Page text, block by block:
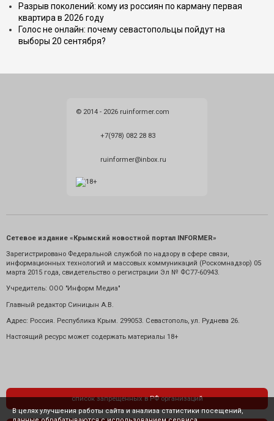
Разрыв поколений: кому из россиян по карману первая
квартира в 2026 году
Голос не онлайн: почему севастопольцы пойдут на
выборы 20 сентября?
© 2014 - 2026 ruinformer.com
+7(978) 082 28 83
ruinformer@inbox.ru
Сетевое издание «Крымский новостной портал INFORMER»
Зарегистрировано Федеральной службой по надзору в сфере связи,
информационных технологий и массовых коммуникаций (Роскомнадзор) 05
марта 2015 года, свидетельство о регистрации Эл № ФС77-60943.
Учредитель: ООО "Информ Медиа"
Главный редактор Синицын А.В.
Адрес: Россия. Республика Крым. 299053. Севастополь, ул. Руднева 26.
Настоящий ресурс может содержать материалы 18+
список запрещенных в РФ организаций
В целях улучшения работы сайта и анализа статистики посещений,